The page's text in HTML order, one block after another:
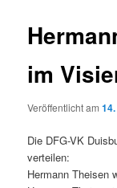
im
Veröffentlicht am
Die DFG-VK
verteilen:
Hermann Theisen